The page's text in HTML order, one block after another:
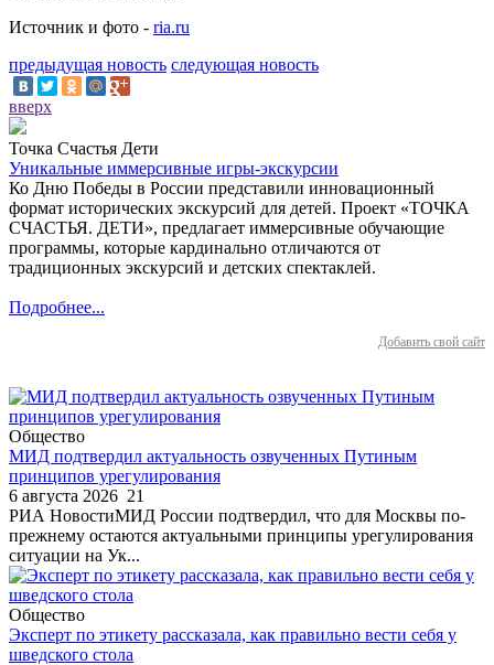
Источник и фото - ria.ru
предыдущая новость следующая новость
вверх
Точка Счастья Дети
Уникальные иммерсивные игры-экскурсии
Ко Дню Победы в России представили инновационный
формат исторических экскурсий для детей. Проект «ТОЧКА
СЧАСТЬЯ. ДЕТИ», предлагает иммерсивные обучающие
программы, которые кардинально отличаются от
традиционных экскурсий и детских спектаклей.
Подробнее...
Добавить свой сайт
Общество
МИД подтвердил актуальность озвученных Путиным
принципов урегулирования
6 августа 2026 21
РИА НовостиМИД России подтвердил, что для Москвы по-
прежнему остаются актуальными принципы урегулирования
ситуации на Ук...
Общество
Эксперт по этикету рассказала, как правильно вести себя у
шведского стола